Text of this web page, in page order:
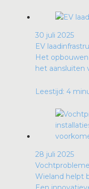
30 juli 2025
EV
Het
het aansluiten
Leestijd: 4
28 juli 2025
Wieland helpt